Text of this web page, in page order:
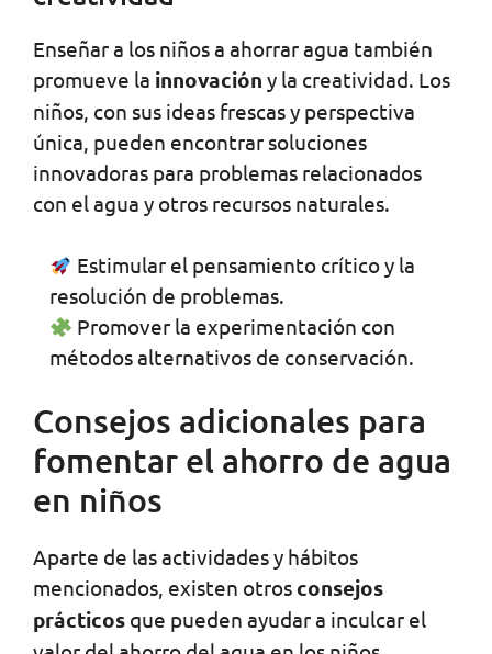
Enseñar a los niños a ahorrar agua también
promueve la innovación y la creatividad. Los
niños, con sus ideas frescas y perspectiva
única, pueden encontrar soluciones
innovadoras para problemas relacionados
con el agua y otros recursos naturales.
Estimular el pensamiento crítico y la
resolución de problemas.
Promover la experimentación con
métodos alternativos de conservación.
Consejos adicionales para
fomentar el ahorro de agua
en niños
Aparte de las actividades y hábitos
mencionados, existen otrosconsejos
prácticos que pueden ayudar a inculcar el